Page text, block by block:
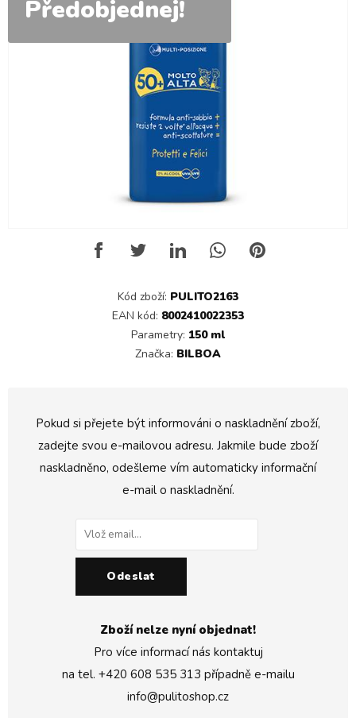
Předobjednej!
Kód zboží: PULITO2163
EAN kód: 8002410022353
Parametry: 150 ml
Značka: BILBOA
Pokud si přejete být informováni o naskladnění zboží,
zadejte svou e-mailovou adresu. Jakmile bude zboží
naskladněno, odešleme vím automaticky informační
e-mail o naskladnění.
Odeslat
Zboží nelze nyní objednat!
Pro více informací nás kontaktuj
na tel. +420 608 535 313 případně e-mailu
info@pulitoshop.cz